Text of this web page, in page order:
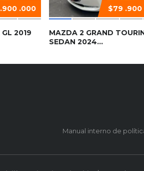
.000
2019
$79 .900
MAZDA 2 GRAND
SEDAN 2024...
Manual interno de